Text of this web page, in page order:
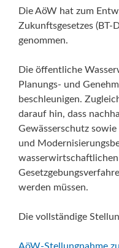
Die AöW hat zum
Zukunftsgesetzes (BT-
genommen.
Die öffentliche
Planungs- und
beschleunigen.
darauf hin, dass
Gewässerschutz
und
werden müssen.
Die vollständige